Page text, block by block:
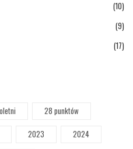
(10)
(9)
(17)
28 punktów
2023
2024